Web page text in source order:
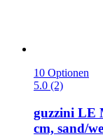
10 Optionen
5.0 (2)
guzzini LE
cm, sand/